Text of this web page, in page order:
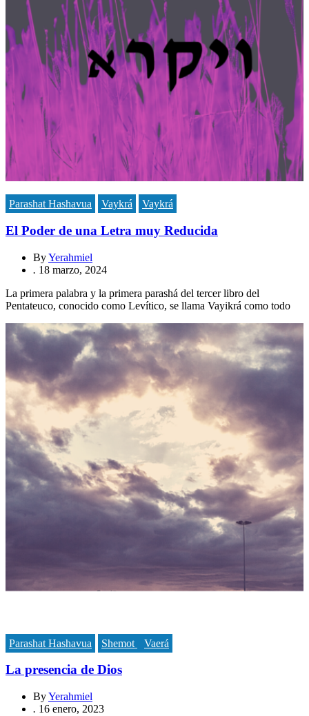
Parashat Hashavua Vaykrá Vaykrá
El Poder de una Letra muy Reducida
ByYerahmiel
. 18 marzo, 2024
La primera palabra y la primera parashá del tercer libro del
Pentateuco, conocido como Levítico, se llama Vayikrá como todo
Parashat Hashavua Shemot Vaerá
La presencia de Dios
ByYerahmiel
. 16 enero, 2023